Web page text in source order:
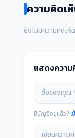
ความคิดเ
ยังไม่มีความคิดเห็
แสดงความ
มีบัญชีอยู่แล้ว?เ